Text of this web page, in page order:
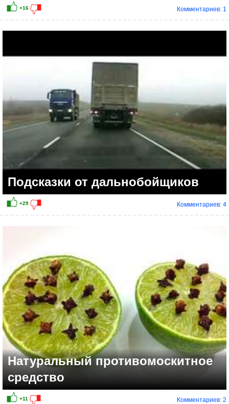
Комментариев: 1
Подсказки от дальнобойщиков
Комментариев: 4
Натуральный противомоскитное
средство
Комментариев: 2